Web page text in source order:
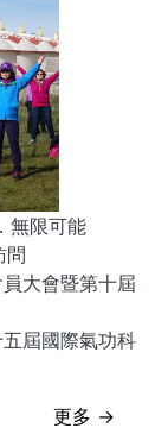
無限可能
問
大會暨第十屆
屆國際氣功科
更多 →